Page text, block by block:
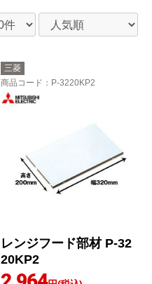
三菱
商品コード ：P-3220KP2
レンジフード部材 P-32
20KP2